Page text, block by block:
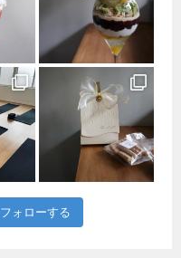
フォローする